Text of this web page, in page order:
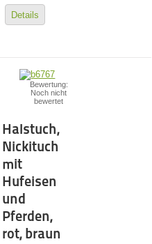
Details
Bewertung:
Noch nicht
bewertet
Halstuch,
Nickituch
mit
Hufeisen
und
Pferden,
rot, braun